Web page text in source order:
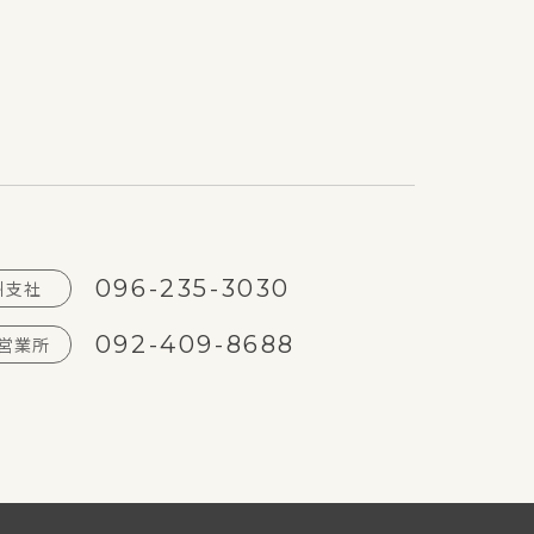
支社 096-235-3030
業所 092-409-8688